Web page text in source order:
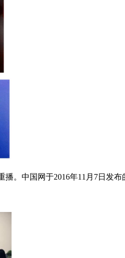
播。中国网于2016年11月7日发